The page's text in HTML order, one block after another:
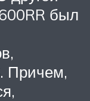
был
Причем,